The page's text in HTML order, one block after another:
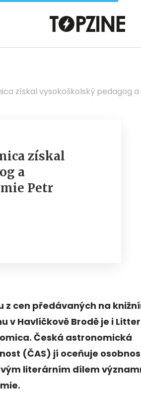
získal vysokoškolský pedagog
získal
a
Petr
z cen předávaných na
v Havlíčkově Brodě je i
Česká astronomická
(ČAS) jí oceňuje
literárním dílem